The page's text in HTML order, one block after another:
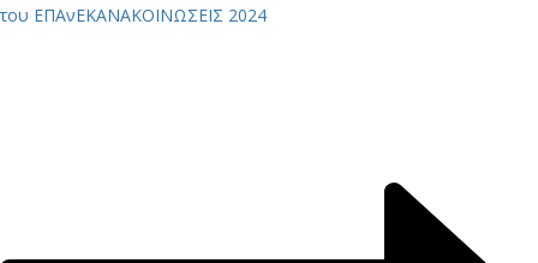
του ΕΠΑνΕΚΑΝΑΚΟΙΝΩΣΕΙΣ 2024